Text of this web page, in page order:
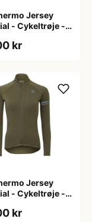
Jersey
- Cykeltrøje -
kr
Jersey
- Cykeltrøje -
kr